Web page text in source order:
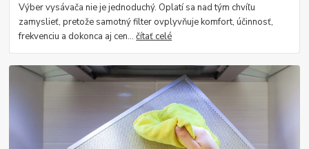
Výber vysávača nie je jednoduchý. Oplatí sa nad tým chvíľu
zamyslieť, pretože samotný filter ovplyvňuje komfort, účinnosť,
frekvenciu a dokonca aj cen...čítať celé